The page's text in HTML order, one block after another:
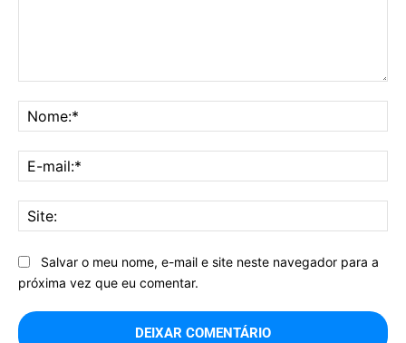
Salvar o meu nome, e-mail e site neste navegador para a
próxima vez que eu comentar.